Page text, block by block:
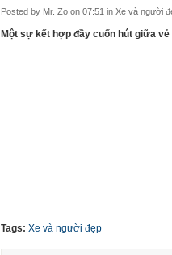
Posted by Mr. Zo on 07:51 in Xe và người
Một sự kết hợp đầy cuốn hút giữa
Tags: Xe và người đẹp